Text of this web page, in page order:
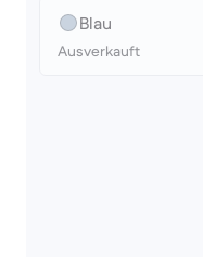
Blau
Ausverkauft